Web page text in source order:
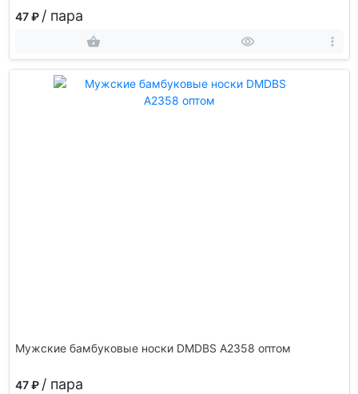
47 ₽ / пара
Мужские бамбуковые носки DMDBS А2358 оптом
47 ₽ / пара